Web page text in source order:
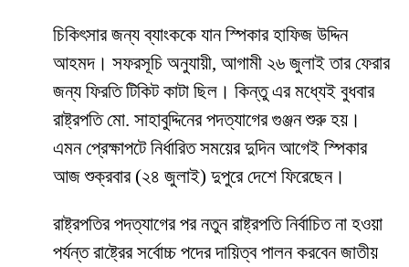
চিকিৎসার জন্য ব্যাংককে যান স্পিকার হাফিজ উদ্দিন
আহমদ। সফরসূচি অনুযায়ী, আগামী ২৬ জুলাই তার ফেরার
জন্য ফিরতি টিকিট কাটা ছিল। কিন্তু এর মধ্যেই বুধবার
রাষ্ট্রপতি মো. সাহাবুদ্দিনের পদত্যাগের গুঞ্জন শুরু হয়।
এমন প্রেক্ষাপটে নির্ধারিত সময়ের দুদিন আগেই স্পিকার
আজ শুক্রবার (২৪ জুলাই) দুপুরে দেশে ফিরেছেন।
রাষ্ট্রপতির পদত্যাগের পর নতুন রাষ্ট্রপতি নির্বাচিত না হওয়া
পর্যন্ত রাষ্ট্রের সর্বোচ্চ পদের দায়িত্ব পালন করবেন জাতীয়